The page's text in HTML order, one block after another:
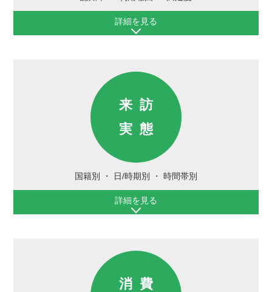
詳細を見る
来訪
実態
国籍別 日/時期別 時間帯別
詳細を見る
消費